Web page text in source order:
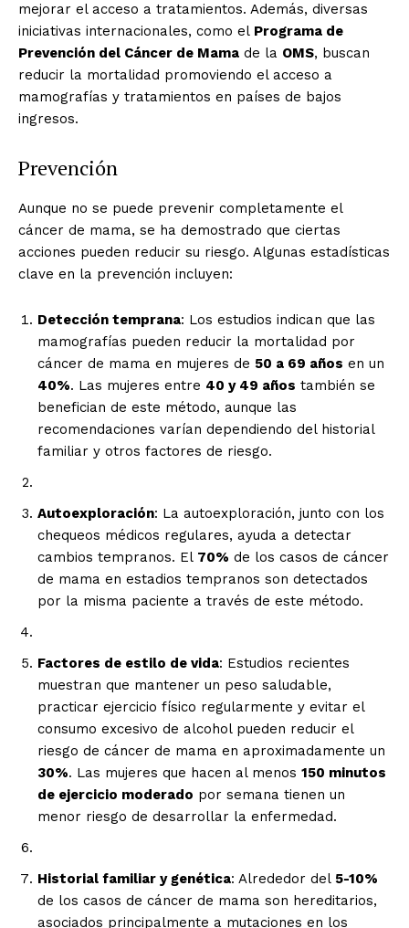
SUSCRIBIRSE
Estados
mejorar el acceso a tratamientos. Además, diversas
iniciativas internacionales, como el Programa de
Prevención del Cáncer de Mama de la OMS, buscan
reducir la mortalidad promoviendo el acceso a
mamografías y tratamientos en países de bajos
ingresos.
Prevención
Aunque no se puede prevenir completamente el
cáncer de mama, se ha demostrado que ciertas
acciones pueden reducir su riesgo. Algunas estadísticas
clave en la prevención incluyen:
Detección temprana: Los estudios indican que las
mamografías pueden reducir la mortalidad por
cáncer de mama en mujeres de 50 a 69 años en un
40%. Las mujeres entre 40 y 49 años también se
benefician de este método, aunque las
recomendaciones varían dependiendo del historial
familiar y otros factores de riesgo.
Autoexploración: La autoexploración, junto con los
chequeos médicos regulares, ayuda a detectar
cambios tempranos. El 70% de los casos de cáncer
de mama en estadios tempranos son detectados
por la misma paciente a través de este método.
Factores de estilo de vida: Estudios recientes
muestran que mantener un peso saludable,
practicar ejercicio físico regularmente y evitar el
consumo excesivo de alcohol pueden reducir el
riesgo de cáncer de mama en aproximadamente un
30%. Las mujeres que hacen al menos 150 minutos
de ejercicio moderado por semana tienen un
menor riesgo de desarrollar la enfermedad.
Historial familiar y genética: Alrededor del 5-10%
de los casos de cáncer de mama son hereditarios,
asociados principalmente a mutaciones en los